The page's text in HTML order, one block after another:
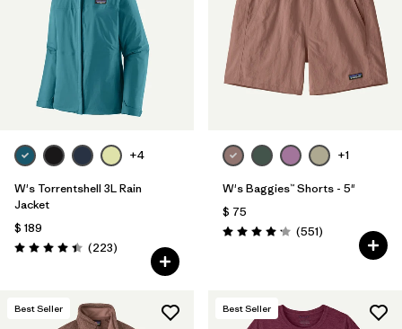
Filtrar por
Features & Processes
Filtrar por
Materials & Fabric
Filtrar por
Sport
Filtrar por
Product Family
Filtrar por
Gender
+4
W's Torrentshell 3L Rain
Jacket
$ 189
Valoración: 4.4 / 5
(223Comentarios
)
+1
W's Baggies™ Shorts - 5"
$ 75
Valoración: 4.2 / 5
(551Comentarios
)
Best Seller Best Seller